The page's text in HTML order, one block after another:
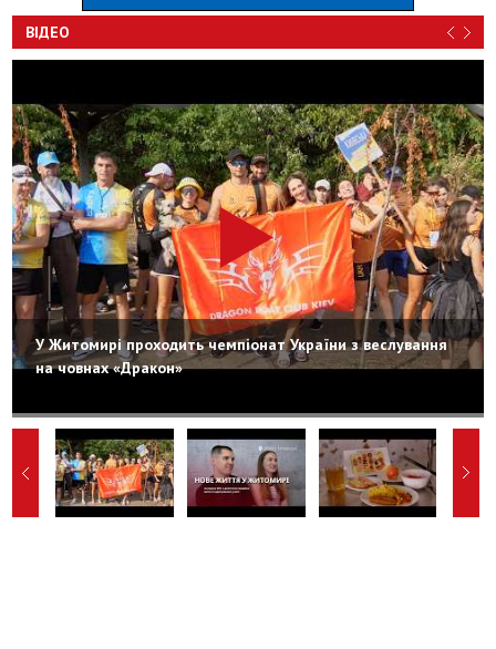
ВІДЕО
У Житомирі проходить чемпіонат України з веслування
на човнах «Дракон»